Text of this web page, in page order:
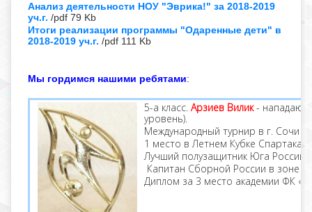
Анализ деятельности НОУ "Эврика!" за 2018-2019
уч.г. /pdf 79 Kb
Итоги реализации программы "Одаренные дети" в
2018-2019 уч.г. /pdf 111 Kb
Мы гордимся нашими ребятами:
5-а класс. Арзиев Вилик-
уровень).
Международный турнир в г. Сочи
1 место в Летнем Кубке Спартака
Лучший полузащитник Юга России
Капитан Сборной России в зоне
Диплом за 3 место академии ФК